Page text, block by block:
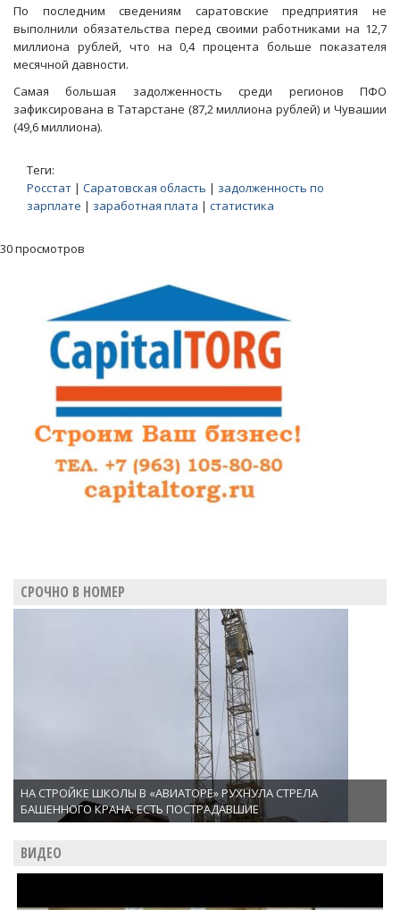
По последним сведениям саратовские предприятия не
выполнили обязательства перед своими работниками на 12,7
миллиона рублей, что на 0,4 процента больше показателя
месячной давности.
Самая большая задолженность среди регионов ПФО
зафиксирована в Татарстане (87,2 миллиона рублей) и Чувашии
(49,6 миллиона).
Теги:
Росстат | Саратовская область | задолженность по
зарплате | заработная плата | статистика
30 просмотров
СРОЧНО В НОМЕР
НА СТРОЙКЕ ШКОЛЫ В «АВИАТОРЕ» РУХНУЛА СТРЕЛА
БАШЕННОГО КРАНА. ЕСТЬ ПОСТРАДАВШИЕ
ВИДЕО